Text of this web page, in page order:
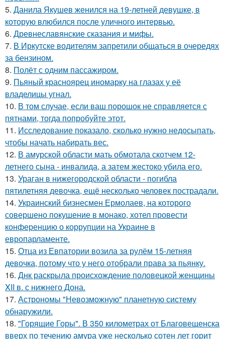
5. Данила Якушев женился на 19-летней девушке, в
которую влюбился после уличного интервью.
6. Древнеславянские сказания и мифы.
7. В Иркутске водителям запретили общаться в очередях
за бензином.
8. Полёт с одним пассажиром.
9. Пьяный красноярец иномарку на глазах у её
владелицы угнал.
10. В том случае, если ваш порошок не справляется с
пятнами, тогда попробуйте этот.
11. Исследование показало, сколько нужно недосыпать,
чтобы начать набирать вес.
12. В амурской области мать обмотала скотчем 12-
летнего сына - инвалида, а затем жестоко убила его.
13. Ураган в нижегородской области - погибла
пятилетняя девочка, ещё несколько человек пострадали.
14. Украинский бизнесмен Ермолаев, на которого
совершено покушение в монако, хотел провести
конференцию о коррупции на Украине в
европарламенте.
15. Отца из Евпатории возила за рулём 15-летняя
девочка, потому что у него отобрали права за пьянку.
16. Днк раскрыла происхождение половецкой женщины
XII в. с нижнего Дона.
17. Астрономы "Невозможную" планетную систему
обнаружили.
18. "Горящие Горы". В 350 километрах от Благовещенска
вверх по течению амура уже несколько сотен лет горит